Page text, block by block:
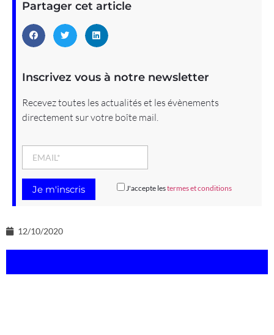
Partager cet article
Inscrivez vous à notre newsletter
Recevez toutes les actualités et les évènements
directement sur votre boîte mail.
J'accepte lestermes et conditions
12/10/2020